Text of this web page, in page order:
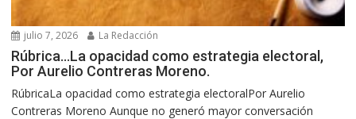
julio 7, 2026 La Redacción
Rúbrica…La opacidad como estrategia electoral,
Por Aurelio Contreras Moreno.
RúbricaLa opacidad como estrategia electoralPor Aurelio
Contreras Moreno Aunque no generó mayor conversación